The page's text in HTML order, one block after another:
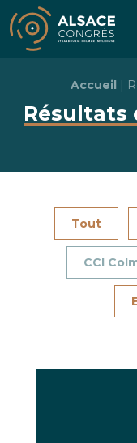
Alsace Congrès +
Accueil |
Résultats
Tout
CCI